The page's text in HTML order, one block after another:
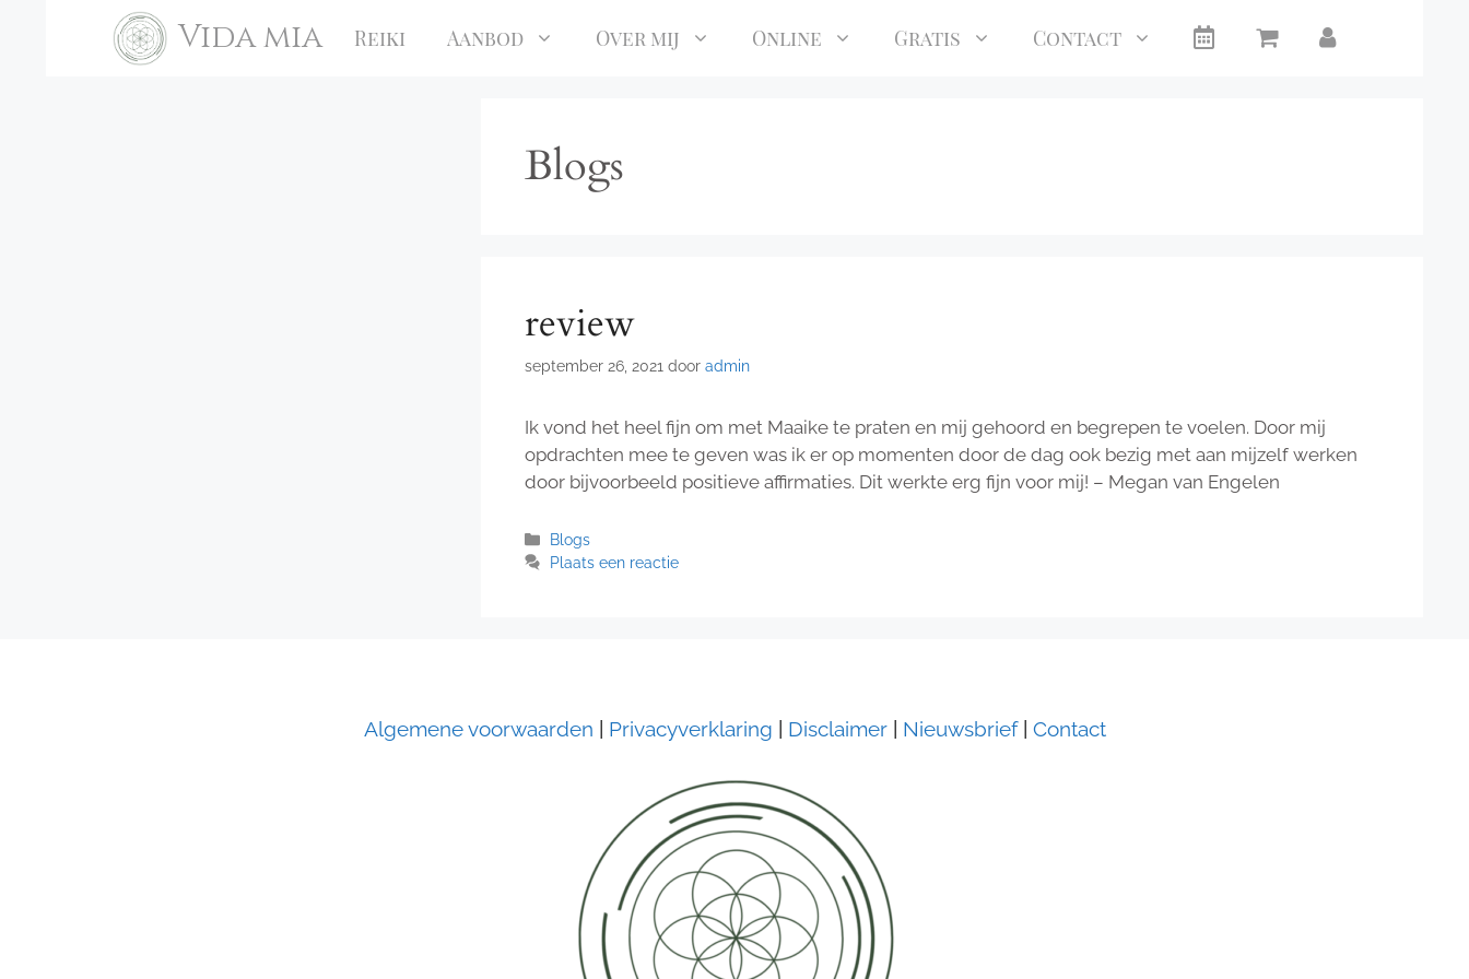
Vida mia Reiki Aanbod Over mij Online Gratis Contact AgendaWinkelmandje
Mijn
Blogs
review
september 26, 2021 door admin
Ik vond het heel fijn om met Maaike te praten en mij gehoord en begrepen te voelen. Door mij
opdrachten mee te geven was ik er op momenten door de dag ook bezig met aan mijzelf werken
door bijvoorbeeld positieve affirmaties. Dit werkte erg fijn voor mij! – Megan van Engelen
Categorieën
Blogs
Plaats een reactie
Algemene voorwaarden Privacyverklaring Disclaimer| Nieuwsbrief| Contact